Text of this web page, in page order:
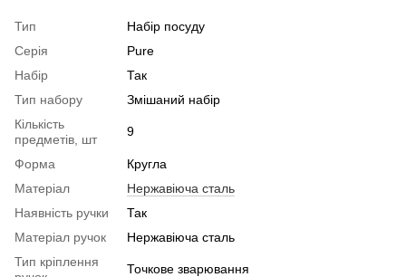
Тип
Набір посуду
Серія
Pure
Набір
Так
Тип набору
Змішаний набір
Кількість
предметів, шт
9
Форма
Кругла
Матеріал
Нержавіюча сталь
Наявність ручки
Так
Матеріал ручок
Нержавіюча сталь
Тип кріплення
Точкове зварювання